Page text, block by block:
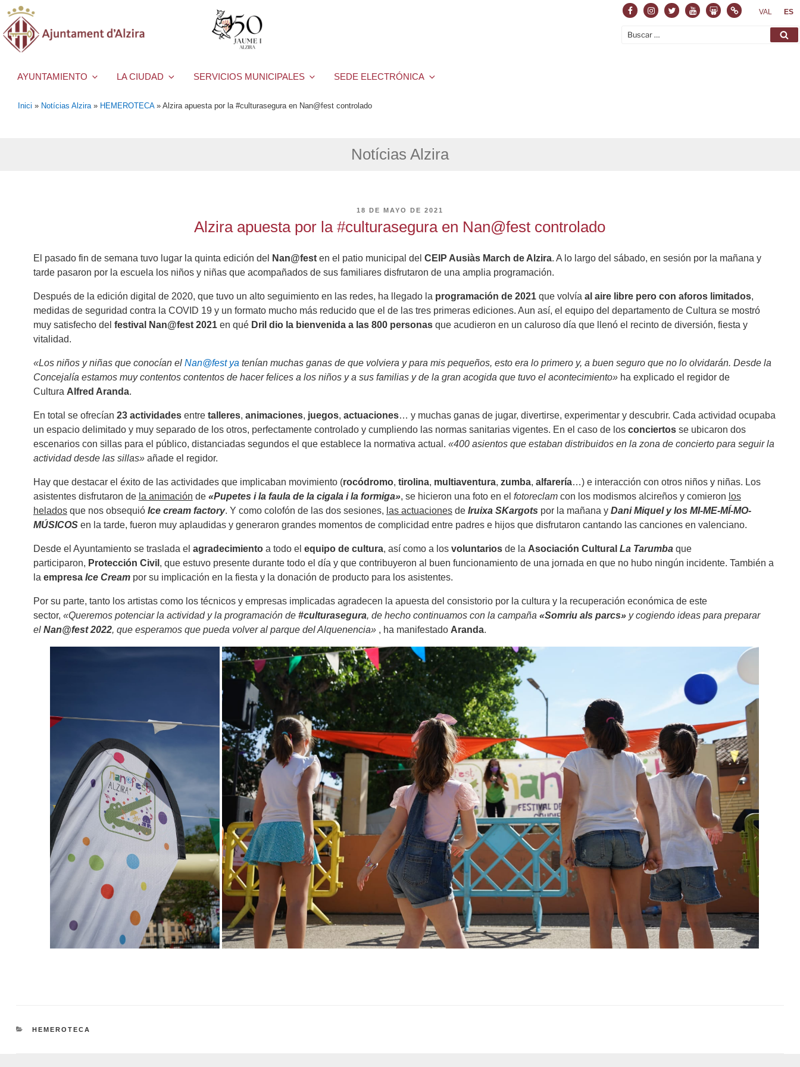
FacebookInstagram
TwitterYoutubeSlideshare
NormasVAL ES
Buscar
AYUNTAMIENTO LA CIUDAD SERVICIOS MUNICIPALES SEDE ELECTRÓNICA
Inici » Notícias Alzira » HEMEROTECA» Alzira apuesta por la #culturasegura en Nan@fest controlado
Notícias Alzira
PUBLICADO
18 DE MAYO DE 2021
Alzira apuesta por la #culturasegura en Nan@fest controlado
El pasado fin de semana tuvo lugar la quinta edición del Nan@festen el patio municipal del CEIP Ausiàs March de Alzira. A lo largo del sábado, en sesión por la mañana y
tarde pasaron por la escuela los niños y niñas que acompañados de sus familiares disfrutaron de una amplia programación.
Después de la edición digital de 2020, que tuvo un alto seguimiento en las redes, ha llegado la programación de 2021que volvía al aire libre pero con aforos limitados,
medidas de seguridad contra la COVID 19 y un formato mucho más reducido que el de las tres primeras ediciones. Aun así, el equipo del departamento de Cultura se mostró
muy satisfecho del festival Nan@fest 2021en qué Dril dio la bienvenida a las 800 personasque acudieron en un caluroso día que llenó el recinto de diversión, fiesta y
vitalidad.
«Los niños y niñas que conocían el Nan@fest ya tenían muchas ganas de que volviera y para mis pequeños, esto era lo primero y, a buen seguro que no lo olvidarán. Desde la
Concejalía estamos muy contentos contentos de hacer felices a los niños y a sus familias y de la gran acogida que tuvo el acontecimiento»ha explicado el regidor de
Cultura Alfred Aranda.
En total se ofrecían 23 actividadesentre talleres, animaciones, juegos, actuaciones… y muchas ganas de jugar, divertirse, experimentar y descubrir. Cada actividad ocupaba
un espacio delimitado y muy separado de los otros, perfectamente controlado y cumpliendo las normas sanitarias vigentes. En el caso de los conciertosse ubicaron dos
escenarios con sillas para el público, distanciadas segundos el que establece la normativa actual. «400 asientos que estaban distribuidos en la zona de concierto para seguir la
actividad desde las sillas»añade el regidor.
Hay que destacar el éxito de las actividades que implicaban movimiento (rocódromo, tirolina, multiaventura, zumba, alfarería…) e interacción con otros niños y niñas. Los
asistentes disfrutaron de la animación de «Pupetes i la faula de la cigala i la formiga», se hicieron una foto en el fotoreclamcon los modismos alcireños y comieron los
heladosque nos obsequió Ice cream factory. Y como colofón de las dos sesiones, las actuacionesde Iruixa SKargots por la mañana y Dani Miquel y los MI-ME-MÍ-MO-
MÚSICOS en la tarde, fueron muy aplaudidas y generaron grandes momentos de complicidad entre padres e hijos que disfrutaron cantando las canciones en valenciano.
Desde el Ayuntamiento se traslada el agradecimientoa todo el equipo de cultura, así como a losvoluntariosde la Asociación Cultural La Tarumbaque
participaron, Protección Civil , que estuvo presente durante todo el día y que contribuyeron al buen funcionamiento de una jornada en que no hubo ningún incidente. También a
la empresa Ice Creampor su implicación en la fiesta y la donación de producto para los asistentes.
Por su parte, tanto los artistas como los técnicos y empresas implicadas agradecen la apuesta del consistorio por la cultura y la recuperación económica de este
sector, «Queremos potenciar la actividad y la programación de #culturasegura, de hecho continuamos con la campaña «Somriu als parcs»y cogiendo ideas para preparar
el Nan@fest 2022, que esperamos que pueda volver al parque del Alquenencia», ha manifestadoAranda.
CATEGORÍAS
HEMEROTECA